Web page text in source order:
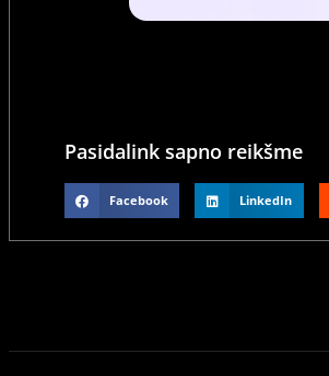
Pasidalink sapno reikšme
Facebook LinkedIn